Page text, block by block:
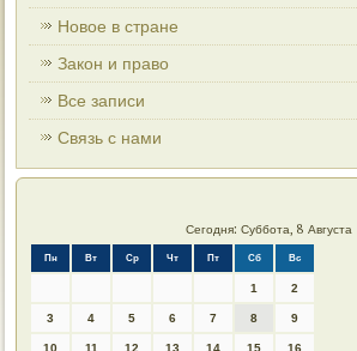
Новое в стране
Закон и право
Все записи
Связь с нами
Сегодня: Суббота, 8 Августа
Пн Вт Ср Чт Пт Сб Вс
1 2
3 4 5 6 7 8 9
10 11 12 13 14 15 16